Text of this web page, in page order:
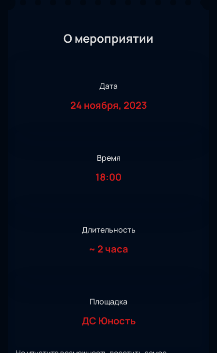
О мероприятии
Дата
24 ноября, 2023
Время
18:00
Длительность
~ 2 часа
Площадка
ДС Юность